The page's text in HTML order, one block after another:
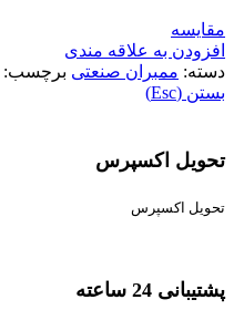
مقایسه
افزودن به علاقه مندی
دسته: ممبران صنعتی برچسب:
بستن (Esc)
تحویل اکسپرس
تحویل اکسپرس
پشتیبانی 24 ساعته